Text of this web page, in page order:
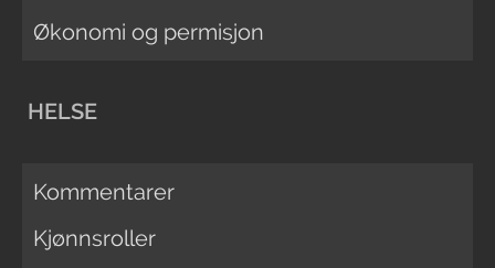
Økonomi og permisjon
HELSE
Kommentarer
Kjønnsroller